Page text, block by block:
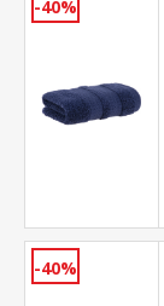
-40%
-40%